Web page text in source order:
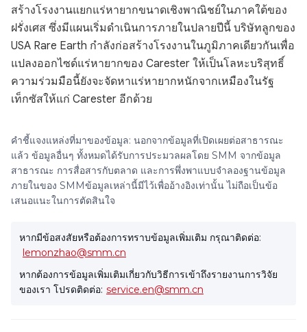
สร้างโรงงานแยกแร่หายากขนาดเชิงพาณิชย์ในภาคใต้ของ
ฝรั่งเศส ซึ่งมีแผนเริ่มดำเนินการภายในปลายปีนี้ บริษัทลูกของ
USA Rare Earth กำลังก่อสร้างโรงงานในภูมิภาคเดียวกันเพื่อ
แปลงออกไซด์แร่หายากของ Carester ให้เป็นโลหะบริสุทธิ์
ความร่วมมือนี้ยังจะจัดหาแร่หายากหนักจากเหมืองในรัฐ
เท็กซัสให้แก่ Carester อีกด้วย
คำชี้แจงแหล่งที่มาของข้อมูล: นอกจากข้อมูลที่เปิดเผยต่อสาธารณะ
แล้ว ข้อมูลอื่นๆ ทั้งหมดได้รับการประมวลผลโดย SMM จากข้อมูล
สาธารณะ การสื่อสารกับตลาด และการพึ่งพาแบบจำลองฐานข้อมูล
ภายในของ SMMข้อมูลเหล่านี้มีไว้เพื่ออ้างอิงเท่านั้น ไม่ถือเป็นข้อ
เสนอแนะในการตัดสินใจ
หากมีข้อสงสัยหรือต้องการทราบข้อมูลเพิ่มเติม กรุณาติดต่อ:
lemonzhao@smm.cn
หากต้องการข้อมูลเพิ่มเติมเกี่ยวกับวิธีการเข้าถึงรายงานการวิจัย
ของเรา โปรดติดต่อ: service.en@smm.cn